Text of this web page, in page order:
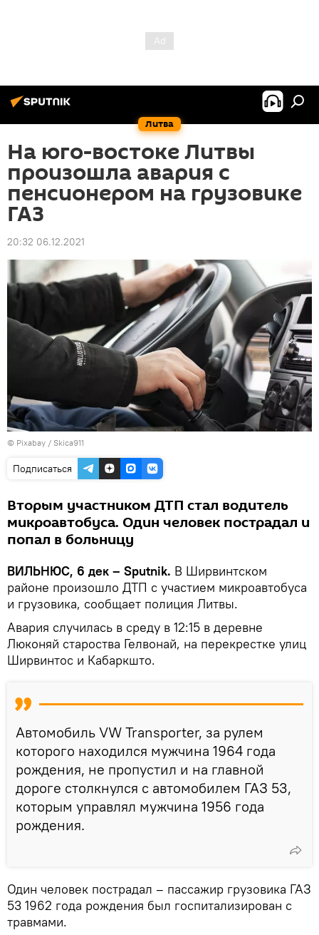
Литва
На юго-востоке Литвы
произошла авария с
пенсионером на грузовике
ГАЗ
20:32 06.12.2021
© Рixabay / Skica911
Подписаться
Вторым участником ДТП стал водитель
микроавтобуса. Один человек пострадал и
попал в больницу
ВИЛЬНЮС, 6 дек – Sputnik. В Ширвинтском
районе произошло ДТП с участием микроавтобуса
и грузовика, сообщает полиция Литвы.
Авария случилась в среду в 12:15 в деревне
Люконяй староства Гелвонай, на перекрестке улиц
Ширвинтос и Кабаркшто.
Автомобиль VW Transporter, за рулем
которого находился мужчина 1964 года
рождения, не пропустил и на главной
дороге столкнулся с автомобилем ГАЗ 53,
которым управлял мужчина 1956 года
рождения.
Один человек пострадал – пассажир грузовика ГАЗ
53 1962 года рождения был госпитализирован с
травмами.